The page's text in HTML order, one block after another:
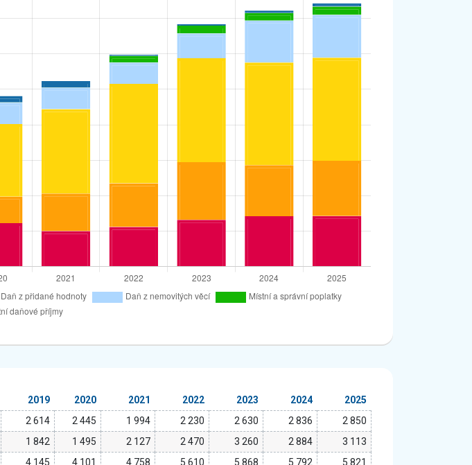
2019 2020 2021 2022 2023 2024
2025
2 614 2 445 1 994 2 230 2 630 2 836
2 850
1 842 1 495 2 127 2 470 3 260 2 884
3 113
4 145 4 101 4 758 5 610 5 868 5 792 5 821